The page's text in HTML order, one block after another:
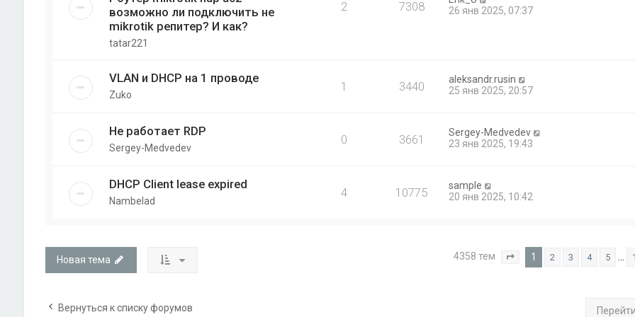
возможно ли подключить не
mikrotik репитер? И как?
tatar221
2 7308
26 янв 2025, 07:37
VLAN и DHCP на 1 проводе
Zuko
1 3440
aleksandr.rusin
25 янв 2025, 20:57
Не работает RDP
Sergey-Medvedev
0 3661
Sergey-Medvedev
23 янв 2025, 19:43
DHCP Client lease expired
Nambelad
4 10775
sample
20 янв 2025, 10:42
Новая тема 4358 тем Страница из 175
1 2 3 4 5
Вернуться к списку форумов Перейти